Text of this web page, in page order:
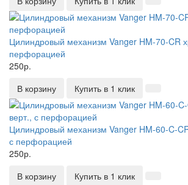
Цилиндровый механизм Vanger HM-70-CR
перфорацией
250р.
В корзину
Купить в 1 клик
Цилиндровый механизм Vanger HM-60-C-
с перфорацией
250р.
В корзину
Купить в 1 клик